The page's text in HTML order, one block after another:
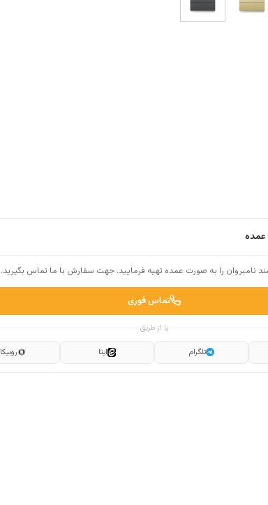
عمده
نامبروان را به صورت عمده تهیه فرمایید. جهت سفارش با ما تماس بگیرید.
تماس فوری
یا از طریق
تلگرام ایتا روبیکا